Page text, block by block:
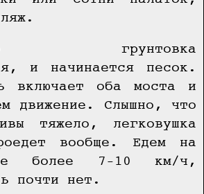
грунтовка
и начинается песок.
включает оба моста и
движение. Слышно, что
тяжело, легковушка
вообще. Едем на
более 7–10 км/ч,
почти нет.